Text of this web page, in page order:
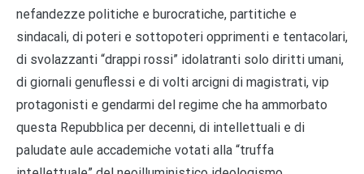
nefandezze politiche e burocratiche, partitiche e
sindacali, di poteri e sottopoteri opprimenti e tentacolari,
di svolazzanti “drappi rossi” idolatranti solo diritti umani,
di giornali genuflessi e di volti arcigni di magistrati, vip
protagonisti e gendarmi del regime che ha ammorbato
questa Repubblica per decenni, di intellettuali e di
paludate aule accademiche votati alla “truffa